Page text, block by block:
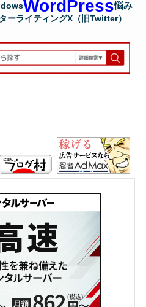
WordPress悩み
ーライティングX（旧Twitter）